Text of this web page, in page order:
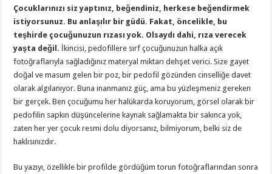
Çocuklarınızı siz yaptınız, beğendiniz, herkese beğendirmek
istiyorsunuz. Bu anlaşılır bir güdü. Fakat, öncelikle, bu
teşhirde çocuğunuzun rızası yok. Olsaydı dahi, rıza verecek
yaşta değil. İkincisi, pedofillere sırf çocuğunuzun halka açık
fotoğraflarıyla sağladığınız materyal miktarı dehşet verici. Size gayet
doğal ve masum gelen bir poz, bir pedofil gözünden cinselliğe davet
olarak algılanıyor. Buna inanmanız güç, ama bu yüzleşmeniz gereken
bir gerçek. Ben çocuğumu her halükarda koruyorum, görsel olarak bir
pedofilin sapkın düşüncelerine kaynak sağlamakta bir sakınca yok,
zaten her yer çocuk resmi dolu diyorsanız, bilmiyorum, belki siz de
haklısınızdır.
Bu yazıyı, özellikle bir profilde gördüğüm torun fotoğraflarından sonra